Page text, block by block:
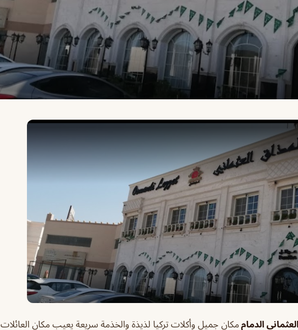
الدمام مكان جميل وأكلات تركيا لذيذة والخذمة سريعة يعيب مكان العائلات